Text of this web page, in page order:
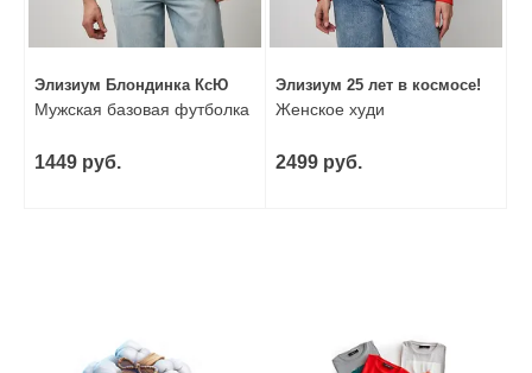
Элизиум Блондинка КсЮ
Мужская базовая футболка
1449 руб.
Элизиум 25 лет в космосе!
Женское худи
2499 руб.